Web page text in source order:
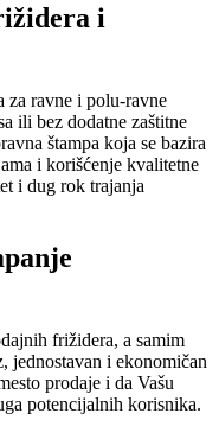
i
za ravne i polu-ravne
ili bez dodatne zaštitne
štampa koja se bazira
i korišćenje kvalitetne
i dug rok trajanja
frižidera, a samim
jednostavan i ekonomičan
prodaje i da Vašu
potencijalnih korisnika.